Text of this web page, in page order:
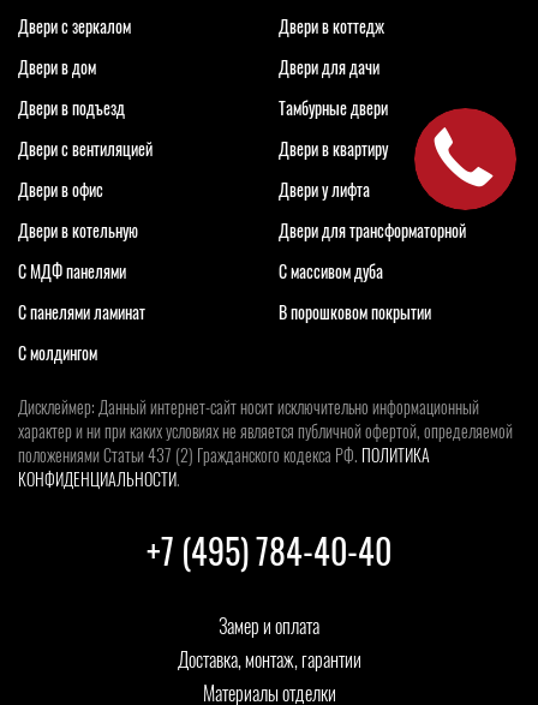
+7 (495) 784-40-40
Замер и оплата
Доставка, монтаж, гарантии
Материалы отделки
Двери с зеркалом
Двери в коттедж
Двери в дом
Двери для дачи
Двери в подъезд
Тамбурные двери
Двери с вентиляцией
Двери в квартиру
Двери в офис
Двери у лифта
Двери в котельную
Двери для трансформаторной
С МДФ панелями
С массивом дуба
С панелями ламинат
В порошковом покрытии
С молдингом
Дисклеймер: Данный интернет-сайт носит исключительно информационный
характер и ни при каких условиях не является публичной офертой, определяемой
положениями Статьи 437 (2) Гражданского кодекса РФ. ПОЛИТИКА
КОНФИДЕНЦИАЛЬНОСТИ.